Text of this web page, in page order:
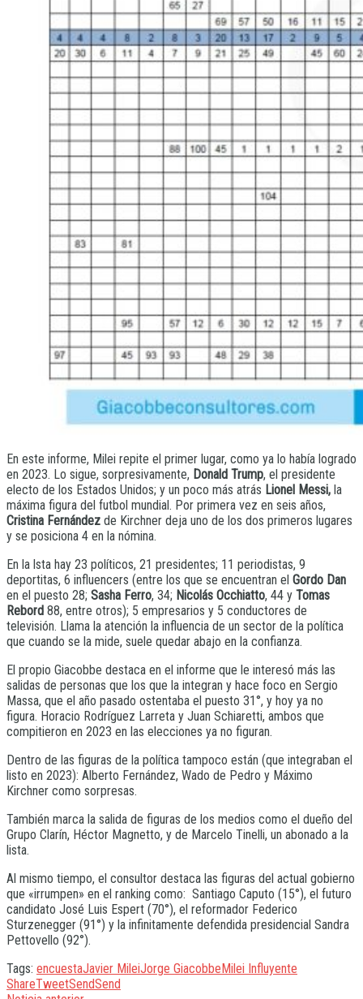
En este informe, Milei repite el primer lugar, como ya lo había logrado
en 2023. Lo sigue, sorpresivamente, Donald Trump, el presidente
electo de los Estados Unidos; y un poco más atrás Lionel Messi, la
máxima figura del futbol mundial. Por primera vez en seis años,
Cristina Fernández de Kirchner deja uno de los dos primeros lugares
y se posiciona 4 en la nómina.
En la lsta hay 23 políticos, 21 presidentes; 11 periodistas, 9
deportitas, 6 influencers (entre los que se encuentran el Gordo Dan
en el puesto 28; Sasha Ferro, 34; Nicolás Occhiatto, 44 y Tomas
Rebord 88, entre otros); 5 empresarios y 5 conductores de
televisión. Llama la atención la influencia de un sector de la política
que cuando se la mide, suele quedar abajo en la confianza.
El propio Giacobbe destaca en el informe que le interesó más las
salidas de personas que los que la integran y hace foco en Sergio
Massa, que el año pasado ostentaba el puesto 31°, y hoy ya no
figura. Horacio Rodríguez Larreta y Juan Schiaretti, ambos que
compitieron en 2023 en las elecciones ya no figuran.
Dentro de las figuras de la política tampoco están (que integraban el
listo en 2023): Alberto Fernández, Wado de Pedro y Máximo
Kirchner como sorpresas.
También marca la salida de figuras de los medios como el dueño del
Grupo Clarín, Héctor Magnetto, y de Marcelo Tinelli, un abonado a la
lista.
Al mismo tiempo, el consultor destaca las figuras del actual gobierno
que «irrumpen» en el ranking como: Santiago Caputo (15°), el futuro
candidato José Luis Espert (70°), el reformador Federico
Sturzenegger (91°) y la infinitamente defendida presidencial Sandra
Pettovello (92°).
Tags: encuestaJavier MileiJorge GiacobbeMilei Influyente
ShareTweetSendSend